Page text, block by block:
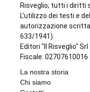
Risveglio; tutti i diritti
L'utilizzo dei testi e
autorizzazione
633/1941).
Editori "Il Risveglio"
Fiscale: 02707610016
La nostra storia
Chi siamo